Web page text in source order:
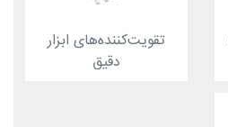
تقویت‌کننده‌های ابزار
دقیق